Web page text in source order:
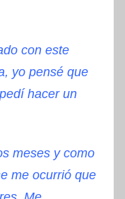
con este
yo pensé que
hacer un
meses y como
me ocurrió que